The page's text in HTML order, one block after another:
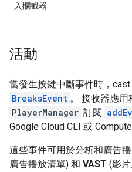
入攔截器
活動
當發生按鍵中斷事件時，
BreaksEvent 。 接收器應用
PlayerManager 訂閱
Google Cloud CLI 或
這些事件可用於分析和廣告
廣告播放清單) 和 VAST (影